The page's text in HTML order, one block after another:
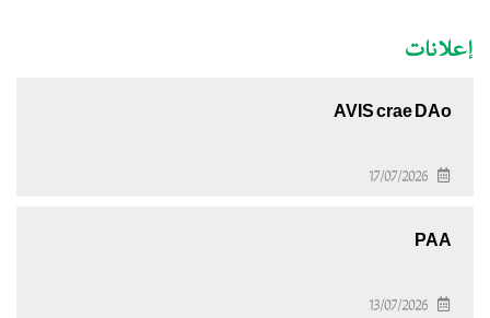
إعلانات
AVIS crae DAo
17/07/2026
PAA
13/07/2026